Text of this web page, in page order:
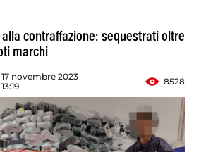
contraffazione: sequestrati oltre
marchi
17 novembre 2023
13:19
8528